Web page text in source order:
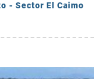
- Sector El Caimo